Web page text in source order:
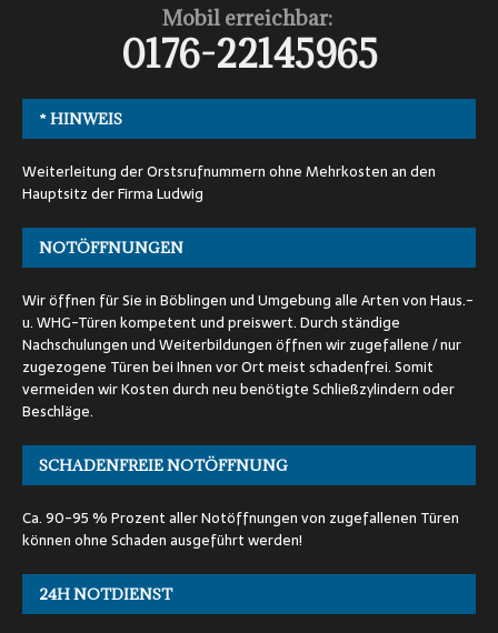
Mobil erreichbar:
0176-22145965
* HINWEIS
Weiterleitung der Orstsrufnummern ohne Mehrkosten an den
Hauptsitz der Firma Ludwig
NOTÖFFNUNGEN
Wir öffnen für Sie in Böblingen und Umgebung alle Arten von Haus.-
u. WHG-Türen kompetent und preiswert. Durch ständige
Nachschulungen und Weiterbildungen öffnen wir zugefallene / nur
zugezogene Türen bei Ihnen vor Ort meist schadenfrei. Somit
vermeiden wir Kosten durch neu benötigte Schließzylindern oder
Beschläge.
SCHADENFREIE NOTÖFFNUNG
Ca. 90-95 % Prozent aller Notöffnungen von zugefallenen Türen
können ohne Schaden ausgeführt werden!
24H NOTDIENST